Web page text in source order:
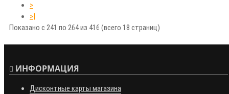
>
>|
Показано с 241 по 264 из 416 (всего 18 страниц)
ИНФОРМАЦИЯ
Дисконтные карты магазина